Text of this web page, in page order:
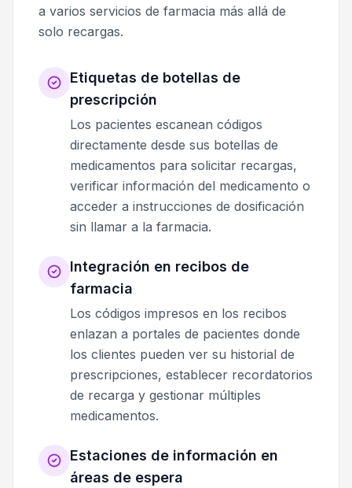
a varios servicios de farmacia más allá de
solo recargas.
Etiquetas de botellas de
prescripción
Los pacientes escanean códigos
directamente desde sus botellas de
medicamentos para solicitar recargas,
verificar información del medicamento o
acceder a instrucciones de dosificación
sin llamar a la farmacia.
Integración en recibos de
farmacia
Los códigos impresos en los recibos
enlazan a portales de pacientes donde
los clientes pueden ver su historial de
prescripciones, establecer recordatorios
de recarga y gestionar múltiples
medicamentos.
Estaciones de información en
áreas de espera